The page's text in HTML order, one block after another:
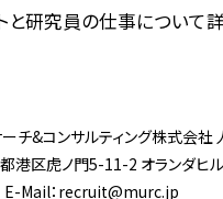
と研究員の仕事について
チ&コンサルティング株式会社
港区虎ノ門5-11-2 オランダヒ
E-Mail： recruit@murc.jp